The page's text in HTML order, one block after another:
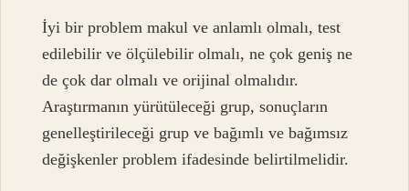
İyi bir problem makul ve anlamlı olmalı, test
edilebilir ve ölçülebilir olmalı, ne çok geniş ne
de çok dar olmalı ve orijinal olmalıdır.
Araştırmanın yürütüleceği grup, sonuçların
genelleştirileceği grup ve bağımlı ve bağımsız
değişkenler problem ifadesinde belirtilmelidir.